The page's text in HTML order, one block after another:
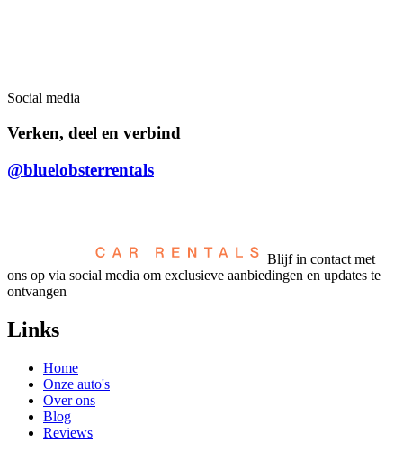
Social media
Verken, deel en verbind
@bluelobsterrentals
Blijf in contact met
ons op via social media om exclusieve aanbiedingen en updates te
ontvangen
Links
Home
Onze auto's
Over ons
Blog
Reviews